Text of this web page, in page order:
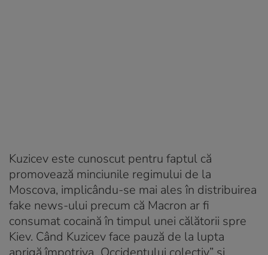
Kuzicev este cunoscut pentru faptul că
promovează minciunile regimului de la
Moscova, implicându-se mai ales în distribuirea
fake news-ului precum că Macron ar fi
consumat cocaină în timpul unei călătorii spre
Kiev. Când Kuzicev face pauză de la lupta